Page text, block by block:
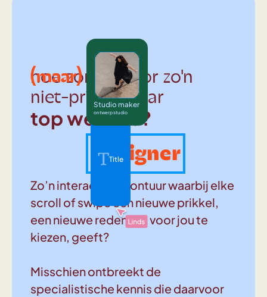
(maar)
hoe zorg je voor zo'n
niet-prima-maar
top website?
Designer
Title
Studio maker
ontwerp studio
Zo’n interactief avontuur waarbij elke
scroll of swipe een nieuwe prikkel,
een nieuwe reden om voor jou te
kiezen, geeft?
Misschien ontbreekt de
specialistische kennis die daarvoor